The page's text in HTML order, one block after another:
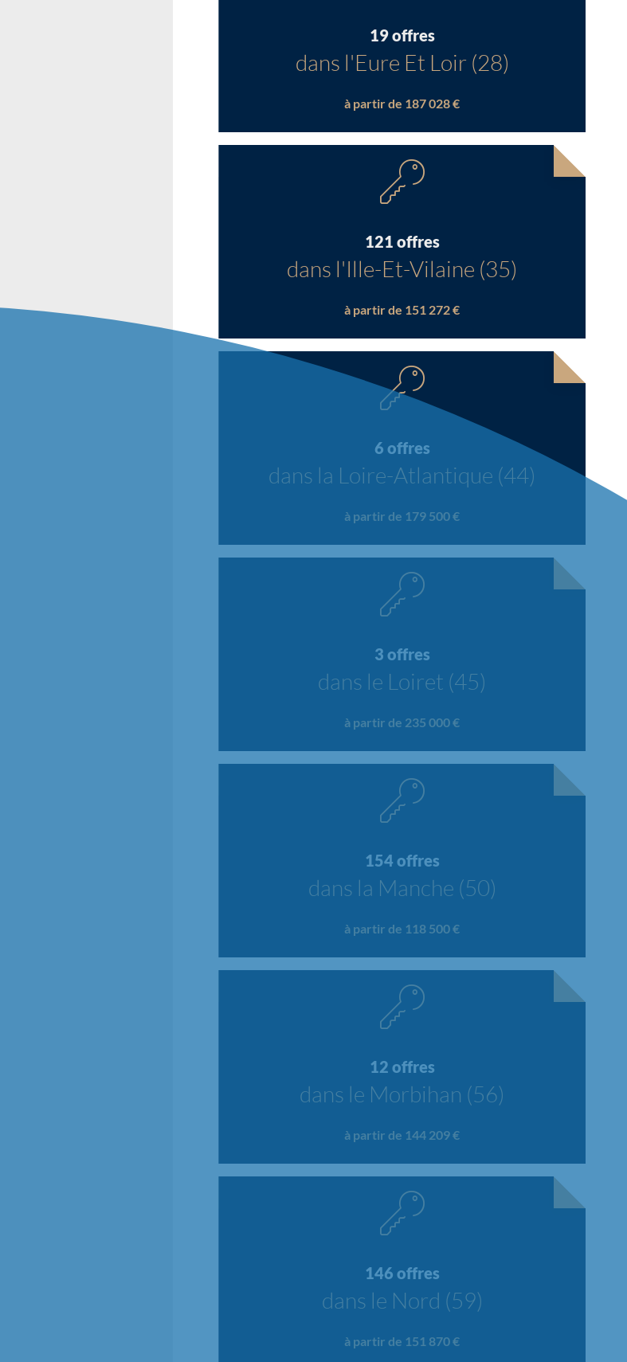
19 offres
dans l'Eure Et Loir (28)
à partir de 187 028 €
121 offres
dans l'Ille-Et-Vilaine (35)
à partir de 151 272 €
6 offres
dans la Loire-Atlantique (44)
à partir de 179 500 €
3 offres
dans le Loiret (45)
à partir de 235 000 €
154 offres
dans la Manche (50)
à partir de 118 500 €
12 offres
dans le Morbihan (56)
à partir de 144 209 €
146 offres
dans le Nord (59)
à partir de 151 870 €